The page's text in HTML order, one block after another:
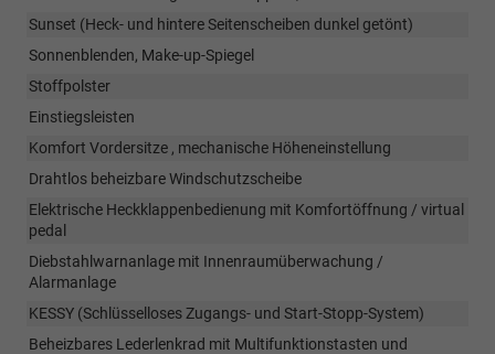
Sunset (Heck- und hintere Seitenscheiben dunkel getönt)
Sonnenblenden, Make-up-Spiegel
Stoffpolster
Einstiegsleisten
Komfort Vordersitze , mechanische Höheneinstellung
Drahtlos beheizbare Windschutzscheibe
Elektrische Heckklappenbedienung mit Komfortöffnung / virtual
pedal
Diebstahlwarnanlage mit Innenraumüberwachung /
Alarmanlage
KESSY (Schlüsselloses Zugangs- und Start-Stopp-System)
Beheizbares Lederlenkrad mit Multifunktionstasten und